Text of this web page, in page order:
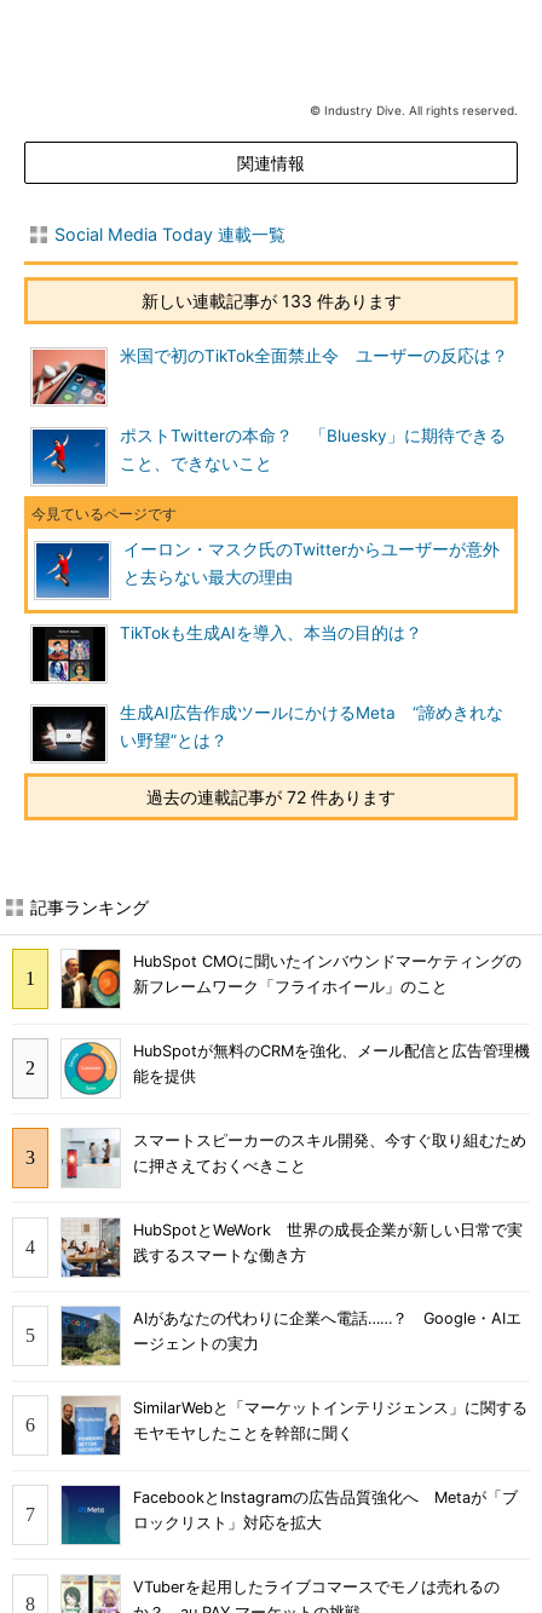
© Industry Dive. All rights reserved.
関連情報
Social Media Today 連載一覧
新しい連載記事が 133 件あります
米国で初のTikTok全面禁止令 ユーザーの反応は？
ポストTwitterの本命？ 「Bluesky」に期待できる
こと、できないこと
イーロン・マスク氏のTwitterからユーザーが意外
と去らない最大の理由
TikTokも生成AIを導入、本当の目的は？
生成AI広告作成ツールにかけるMeta “諦めきれな
い野望”とは？
過去の連載記事が 72 件あります
記事ランキング
HubSpot CMOに聞いたインバウンドマーケティングの
新フレームワーク「フライホイール」のこと
HubSpotが無料のCRMを強化、メール配信と広告管理機
能を提供
スマートスピーカーのスキル開発、今すぐ取り組むため
に押さえておくべきこと
HubSpotとWeWork 世界の成長企業が新しい日常で実
践するスマートな働き方
AIがあなたの代わりに企業へ電話……？ Google・AIエ
ージェントの実力
SimilarWebと「マーケットインテリジェンス」に関する
モヤモヤしたことを幹部に聞く
FacebookとInstagramの広告品質強化へ Metaが「ブ
ロックリスト」対応を拡大
VTuberを起用したライブコマースでモノは売れるの